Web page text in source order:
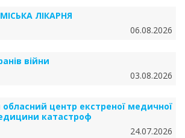
ЛІКАРНЯ
06.08.2026
війни
03.08.2026
центр екстреної медичної
катастроф
24.07.2026